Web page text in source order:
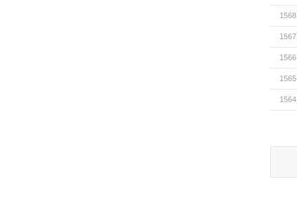
1568
1567
1566
1565
1564